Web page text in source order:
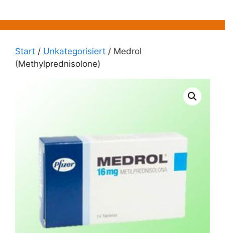
Inhalt
springen
Start / Unkategorisiert / Medrol
(Methylprednisolone)